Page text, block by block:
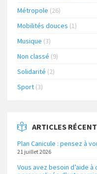
Métropole (26)
Mobilités douces (1)
Musique (3)
Non classé (9)
Solidarité (2)
Sport (3)
ARTICLES
Plan Canicule : pensez à
21 juillet 2026
Vous avez besoin d’aide à